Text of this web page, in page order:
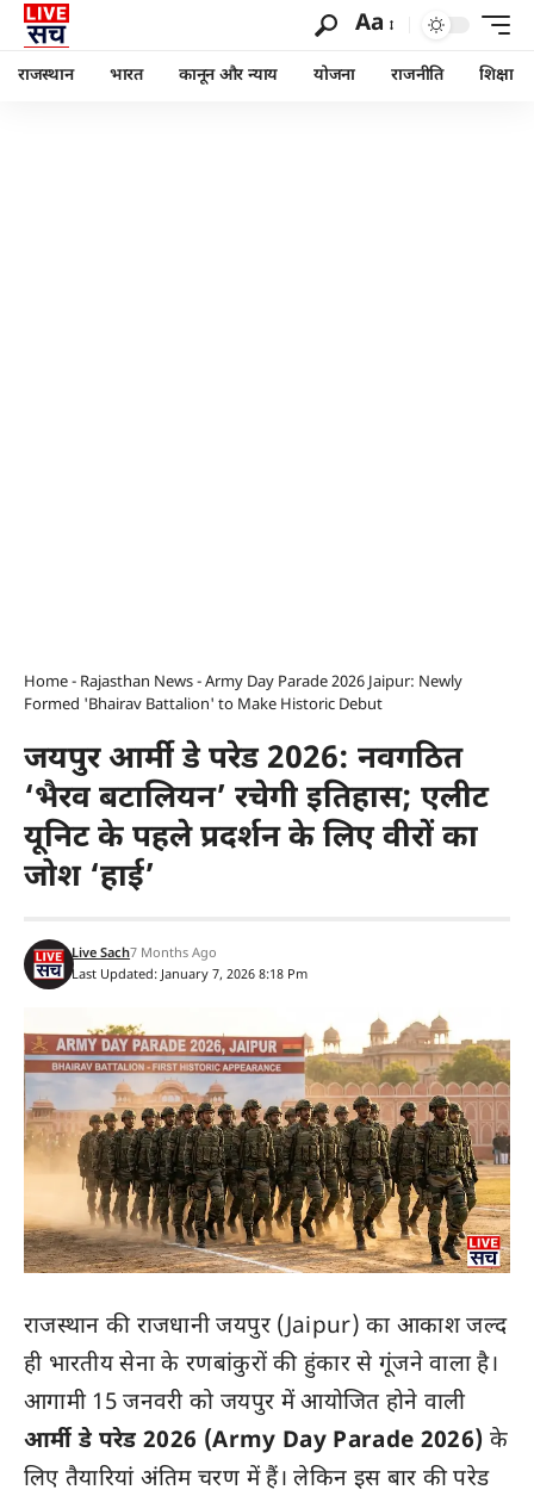
Aa
राजस्थान भारत कानून और न्याय योजना राजनीति शिक्षा
Home- Rajasthan News-Army Day Parade 2026 Jaipur: Newly
Formed 'Bhairav Battalion' to Make Historic Debut
जयपुर आर्मी डे परेड 2026: नवगठित
‘भैरव बटालियन’ रचेगी इतिहास; एलीट
यूनिट के पहले प्रदर्शन के लिए वीरों का
जोश ‘हाई’
Last Updated: January 7, 2026 8:18 Pm
Live Sach7 Months Ago
राजस्थान की राजधानी जयपुर (Jaipur) का आकाश जल्द
ही भारतीय सेना के रणबांकुरों की हुंकार से गूंजने वाला है।
आगामी 15 जनवरी को जयपुर में आयोजित होने वाली
आर्मी डे परेड 2026 (Army Day Parade 2026) के
लिए तैयारियां अंतिम चरण में हैं। लेकिन इस बार की परेड